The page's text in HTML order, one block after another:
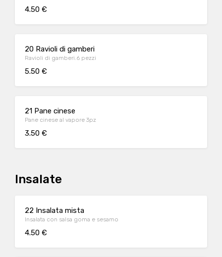
4.50 €
20 Ravioli di gamberi
Ravioli di gamberi.6 pezzi
5.50 €
21 Pane cinese
Pane cinese al vapore 3pz
3.50 €
Insalate
22 Insalata mista
Insalata con salsa goma e sesamo
4.50 €